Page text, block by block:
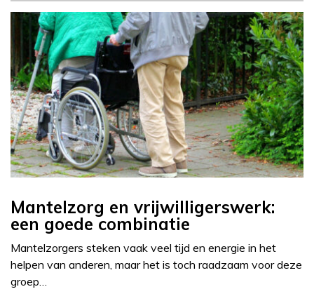
Mantelzorg en vrijwilligerswerk:
een goede combinatie
Mantelzorgers steken vaak veel tijd en energie in het
helpen van anderen, maar het is toch raadzaam voor deze
groep…